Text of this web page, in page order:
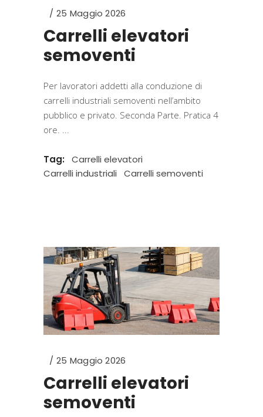
25 Maggio 2026
Carrelli elevatori
semoventi
Per lavoratori addetti alla conduzione di
carrelli industriali semoventi nell’ambito
pubblico e privato. Seconda Parte. Pratica 4
ore.
Tag:
Carrelli elevatori
Carrelli industriali
Carrelli semoventi
25 Maggio 2026
Carrelli elevatori
semoventi